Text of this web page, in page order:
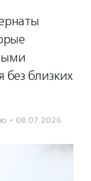
без близких
· 08.07.2026